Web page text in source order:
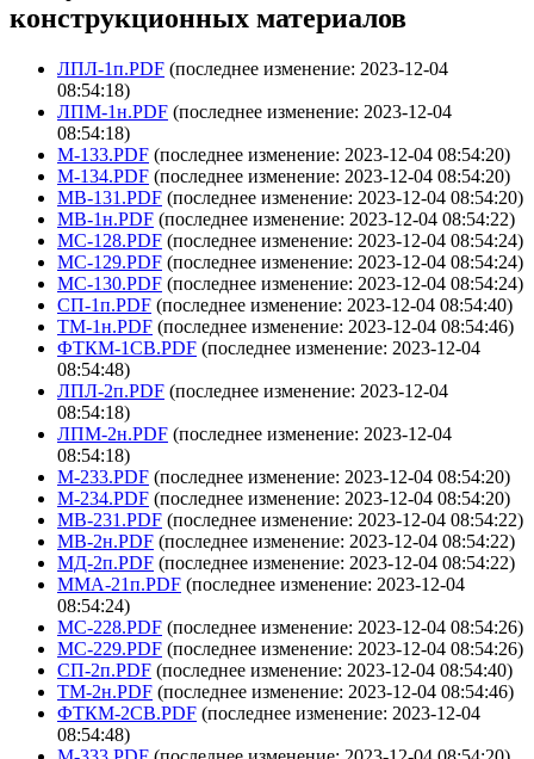
конструкционных материалов
ЛПЛ-1п.PDF (последнее изменение: 2023-12-04
08:54:18)
ЛПМ-1н.PDF (последнее изменение: 2023-12-04
08:54:18)
М-133.PDF (последнее изменение: 2023-12-04 08:54:20)
М-134.PDF (последнее изменение: 2023-12-04 08:54:20)
МВ-131.PDF (последнее изменение: 2023-12-04 08:54:20)
МВ-1н.PDF (последнее изменение: 2023-12-04 08:54:22)
МС-128.PDF (последнее изменение: 2023-12-04 08:54:24)
МС-129.PDF (последнее изменение: 2023-12-04 08:54:24)
МС-130.PDF (последнее изменение: 2023-12-04 08:54:24)
СП-1п.PDF (последнее изменение: 2023-12-04 08:54:40)
ТМ-1н.PDF (последнее изменение: 2023-12-04 08:54:46)
ФТКМ-1СВ.PDF (последнее изменение: 2023-12-04
08:54:48)
ЛПЛ-2п.PDF (последнее изменение: 2023-12-04
08:54:18)
ЛПМ-2н.PDF (последнее изменение: 2023-12-04
08:54:18)
М-233.PDF (последнее изменение: 2023-12-04 08:54:20)
М-234.PDF (последнее изменение: 2023-12-04 08:54:20)
МВ-231.PDF (последнее изменение: 2023-12-04 08:54:22)
МВ-2н.PDF (последнее изменение: 2023-12-04 08:54:22)
МД-2п.PDF (последнее изменение: 2023-12-04 08:54:22)
ММА-21п.PDF (последнее изменение: 2023-12-04
08:54:24)
МС-228.PDF (последнее изменение: 2023-12-04 08:54:26)
МС-229.PDF (последнее изменение: 2023-12-04 08:54:26)
СП-2п.PDF (последнее изменение: 2023-12-04 08:54:40)
ТМ-2н.PDF (последнее изменение: 2023-12-04 08:54:46)
ФТКМ-2СВ.PDF (последнее изменение: 2023-12-04
08:54:48)